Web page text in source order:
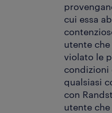
cui essa
utente
violato le
condizioni
qualsiasi
con
utente